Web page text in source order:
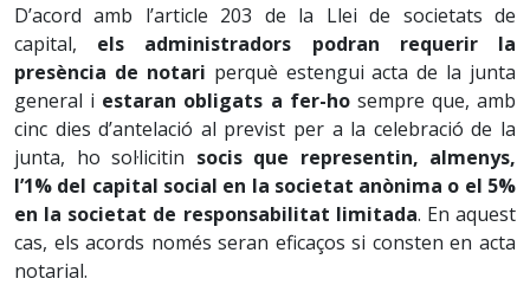
D’acord amb l’article 203 de la Llei de societats de
capital, els administradors podran requerir la
presència de notari perquè estengui acta de la junta
general i estaran obligats a fer-hosempre que, amb
cinc dies d’antelació al previst per a la celebració de la
junta, ho sol·licitin socis que representin, almenys,
l’1% del capital social en la societat anònima o el 5%
en la societat de responsabilitat limitada. En aquest
cas, els acords només seran eficaços si consten en acta
notarial.